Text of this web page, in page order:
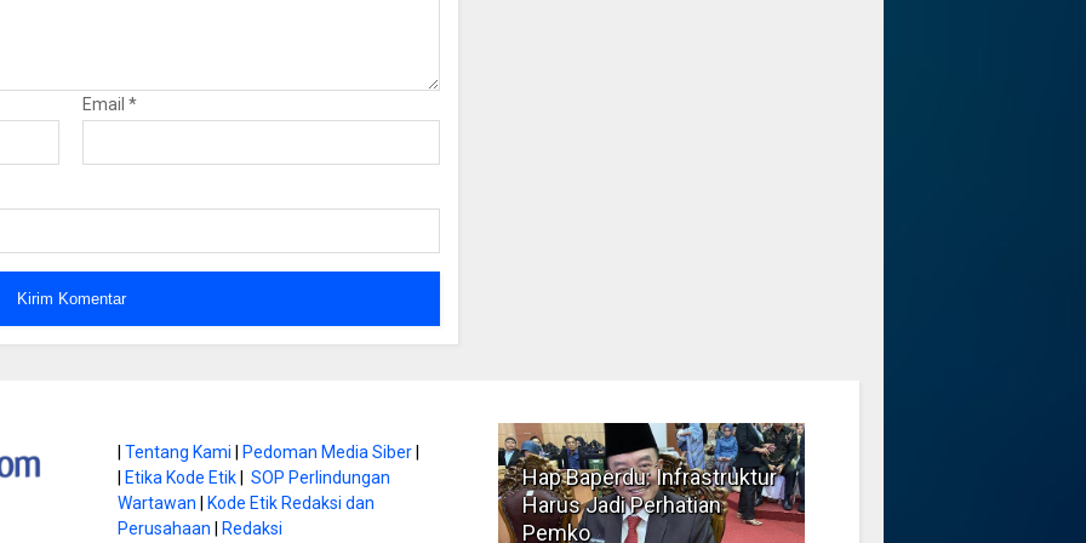
Email *
|Tentang Kami Pedoman Media Siber
Etika Kode Etik |SOP Perlindungan
Wartawan
Kode Etik Redaksi dan
Perusahaan
Redaksi
di Gunung
Ini
Literasi Jadi Bekal Utama
Siswa di Era Digital
Hap Baperdu: Infrastruktur
Harus Jadi Perhatian
Pemko